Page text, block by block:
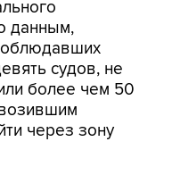
судов, не
более чем 50
через зону